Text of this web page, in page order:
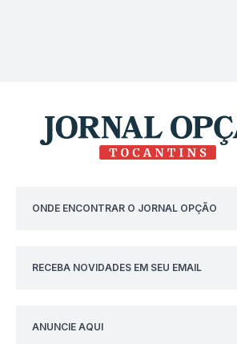
ONDE ENCONTRAR O JORNAL OPÇÃO
RECEBA NOVIDADES EM SEU EMAIL
ANUNCIE AQUI